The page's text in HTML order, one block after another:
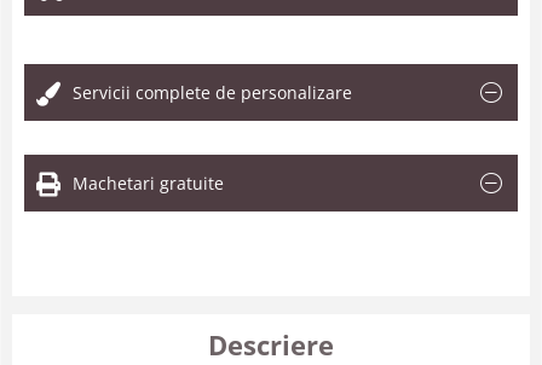
Servicii complete de personalizare
Machetari gratuite
Descriere